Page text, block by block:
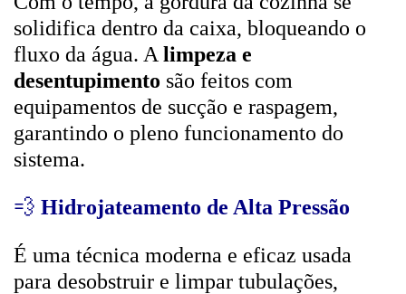
solidifica dentro da caixa, bloqueando o
fluxo da água. A limpeza e
desentupimento são feitos com
equipamentos de sucção e raspagem,
garantindo o pleno funcionamento do
sistema.
💨 Hidrojateamento de Alta Pressão
É uma técnica moderna e eficaz usada
para desobstruir e limpar tubulações,